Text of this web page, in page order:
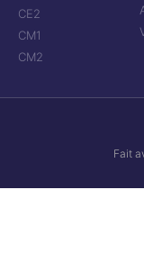
CE2
CM1
CM2
Fait